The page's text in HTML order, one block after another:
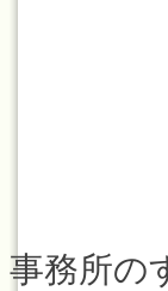
事務所の